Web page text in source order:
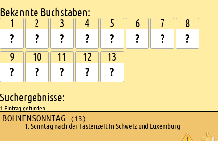
Bekannte Buchstaben:
1 2 3 4 5 6 7 8
9 10 11 12 13
Suchergebnisse:
1 Eintrag gefunden
BOHNENSONNTAG (13)
1. Sonntag nach der Fastenzeit in Schweiz und Luxemburg